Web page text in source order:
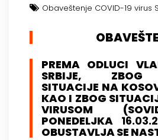
Obaveštenje COVID-19 virus
PREMA ODLUCI
SRBIJE, ZBOG
SITUACIJE NA
KAO I ZBOG
VIRUSOM
PONEDELJKA
OBUSTAVLJA SE